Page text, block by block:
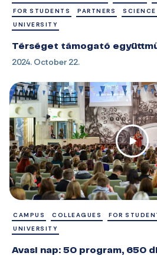
FOR STUDENTS
PARTNERS SCIENCE
UNIVERSITY
Térséget támogató
2024. October 22.
CAMPUS COLLEAGUES FOR
UNIVERSITY
Avasi nap: 50 program, 650